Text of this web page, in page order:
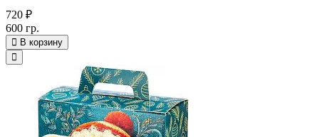
720 ₽
600 гр.
В корзину